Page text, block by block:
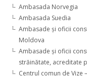
Ambasada Norvegia
Ambasada Suedia
Ambasade şi oficii
Moldova
Ambasade şi oficii
străinătate, acreditate
Centrul comun de Vize